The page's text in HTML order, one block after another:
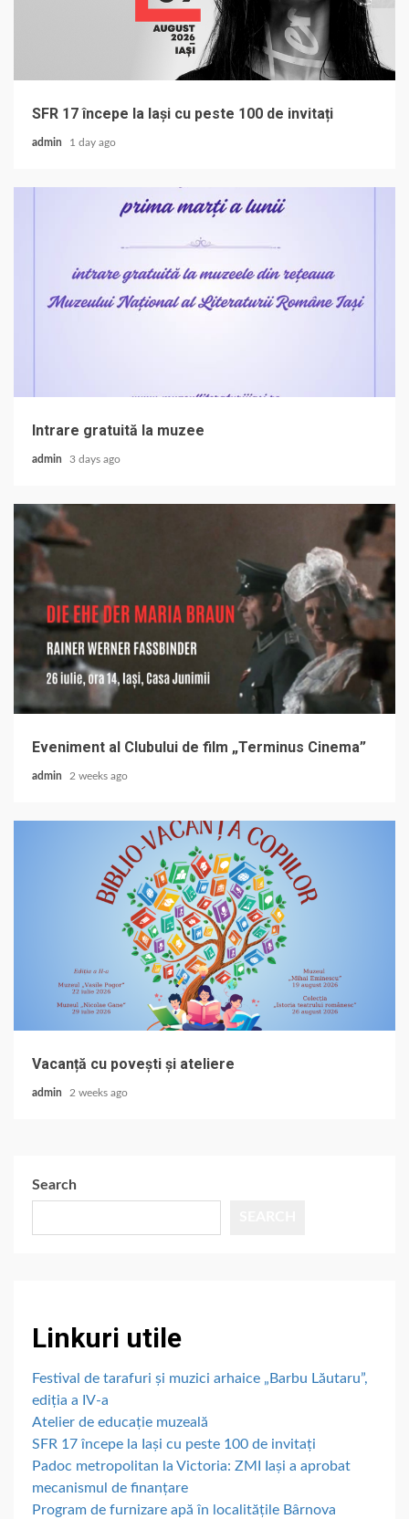
SFR 17 începe la Iași cu peste 100 de invitați
admin 1 day ago
Intrare gratuită la muzee
admin 3 days ago
Eveniment al Clubului de film „Terminus Cinema”
admin 2 weeks ago
Vacanță cu povești și ateliere
admin 2 weeks ago
Search
Linkuri utile
Festival de tarafuri și muzici arhaice „Barbu Lăutaru”,
ediția a IV-a
Atelier de educație muzeală
SFR 17 începe la Iași cu peste 100 de invitați
Padoc metropolitan la Victoria: ZMI Iași a aprobat
mecanismul de finanțare
Program de furnizare apă în localitățile Bârnova